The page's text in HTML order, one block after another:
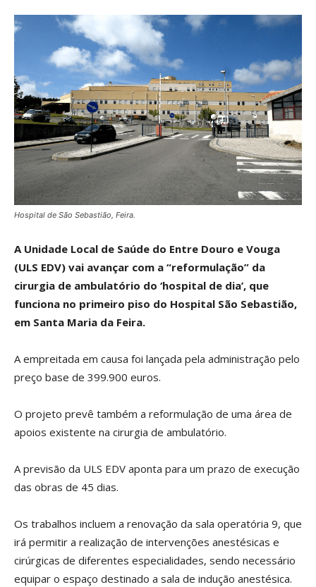
Hospital de São Sebastião, Feira.
A Unidade Local de Saúde do Entre Douro e Vouga
(ULS EDV) vai avançar com a “reformulação” da
cirurgia de ambulatório do ‘hospital de dia’, que
funciona no primeiro piso do Hospital São Sebastião,
em Santa Maria da Feira.
A empreitada em causa foi lançada pela administração pelo
preço base de 399.900 euros.
O projeto prevê também a reformulação de uma área de
apoios existente na cirurgia de ambulatório.
A previsão da ULS EDV aponta para um prazo de execução
das obras de 45 dias.
Os trabalhos incluem a renovação da sala operatória 9, que
irá permitir a realização de intervenções anestésicas e
cirúrgicas de diferentes especialidades, sendo necessário
equipar o espaço destinado a sala de indução anestésica.